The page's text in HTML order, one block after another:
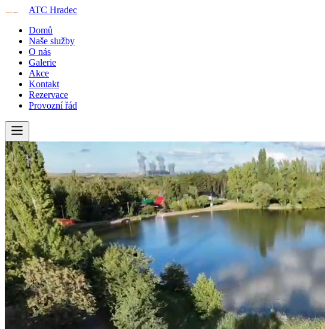
ATC Hradec
Domů
Naše služby
O nás
Galerie
Akce
Kontakt
Rezervace
Provozní řád